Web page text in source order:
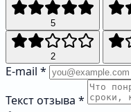
5
2
E-mail *
Текст отзыва *